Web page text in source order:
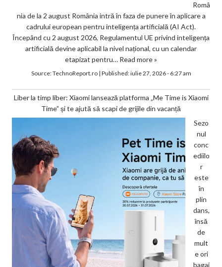
Româ
nia de la 2 august România intră în faza de punere în aplicare a
cadrului european pentru inteligența artificială (AI Act).
Începând cu 2 august 2026, Regulamentul UE privind inteligența
artificială devine aplicabil la nivel național, cu un calendar
etapizat pentru… Read more »
Source:TechnoReport.ro| Published:iulie 27, 2026 - 6:27 am
Liber la timp liber: Xiaomi lansează platforma „Me Time is Xiaomi
Time” și te ajută să scapi de grijile din vacanță
Sezo
nul
conc
ediilo
r
este
în
plin
dans,
însă
de
mult
e ori
bagaj